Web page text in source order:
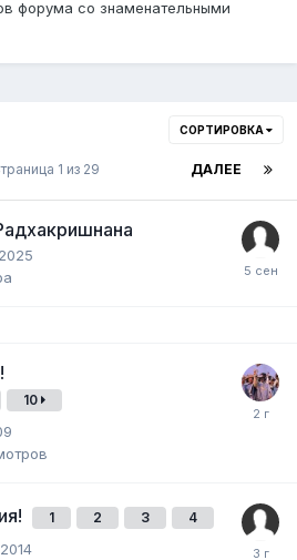
форума со знаменательными
СОРТИРОВКА
ДАЛЕЕ
1 из 29
10
1 2 3 4